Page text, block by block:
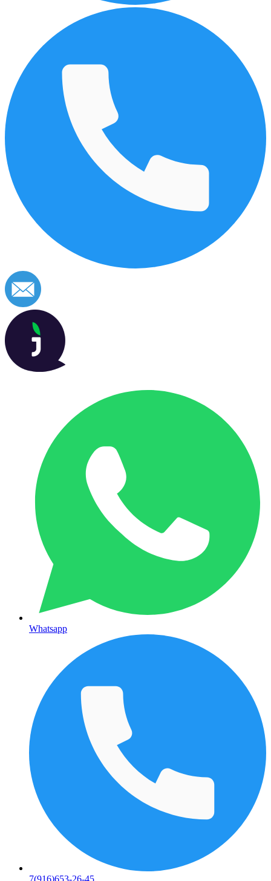
Whatsapp
7(916)653-26-45